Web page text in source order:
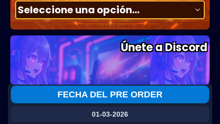
Únete a Discord
FECHA DEL PRE ORDER
01-03-2026